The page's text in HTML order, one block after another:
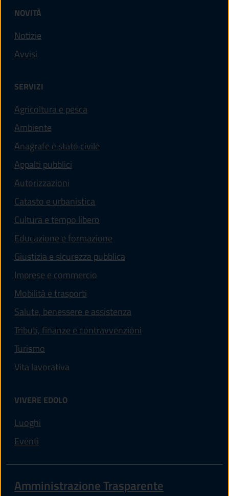
NOVITÀ
Notizie
Avvisi
SERVIZI
Agricoltura e pesca
Ambiente
Anagrafe e stato civile
Appalti pubblici
Autorizzazioni
Catasto e urbanistica
Cultura e tempo libero
Educazione e formazione
Giustizia e sicurezza pubblica
Imprese e commercio
Mobilità e trasporti
Salute, benessere e assistenza
Tributi, finanze e contravvenzioni
Turismo
Vita lavorativa
VIVERE EDOLO
Luoghi
Eventi
Amministrazione Trasparente